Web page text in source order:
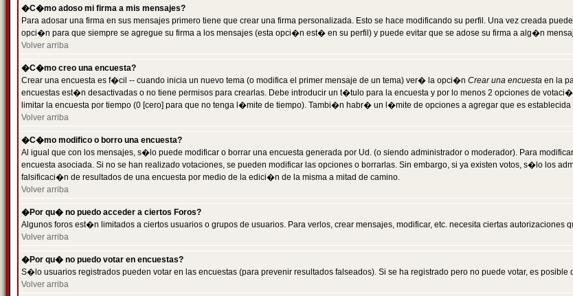
�C�mo adoso mi firma a mis mensajes?
Para adosar una firma en sus mensajes primero tiene que crear una firma personalizada. Esto se hace modificando su perfil. Una vez creada
opci�n para que siempre se agregue su firma a los mensajes (esta opci�n est� en su perfil) y puede evitar que se adose su firma a alg�n
Volver arriba
�C�mo creo una encuesta?
Crear una encuesta es f�cil -- cuando inicia un nuevo tema (o modifica el primer mensaje de un tema) ver� la opci�n Crear una encuesta en la
encuestas est�n desactivadas o no tiene permisos para crearlas. Debe introducir un t�tulo para la encuesta y por lo menos 2 opciones de
limitar la encuesta por tiempo (0 [cero] para que no tenga l�mite de tiempo). Tambi�n habr� un l�mite de opciones a agregar que es establecida
Volver arriba
�C�mo modifico o borro una encuesta?
Al igual que con los mensajes, s�lo puede modificar o borrar una encuesta generada por Ud. (o siendo administrador o moderador). Para
encuesta asociada. Si no se han realizado votaciones, se pueden modificar las opciones o borrarlas. Sin embargo, si ya existen votos, s�lo los
falsificaci�n de resultados de una encuesta por medio de la edici�n de la misma a mitad de camino.
Volver arriba
�Por qu� no puedo acceder a ciertos Foros?
Algunos foros est�n limitados a ciertos usuarios o grupos de usuarios. Para verlos, crear mensajes, modificar, etc. necesita ciertas
Volver arriba
�Por qu� no puedo votar en encuestas?
S�lo usuarios registrados pueden votar en las encuestas (para prevenir resultados falseados). Si se ha registrado pero no puede votar, es
Volver arriba